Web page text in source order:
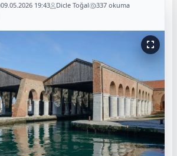
09.05.2026 19:43 Dicle Toğal 337 okuma